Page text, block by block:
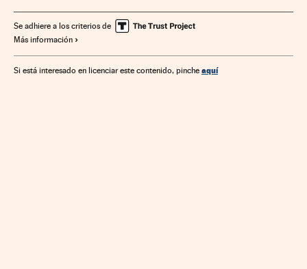
Economía Comunicaciones
Se adhiere a los criterios de
Más información
Si está interesado en licenciar este contenido, pinche aquí